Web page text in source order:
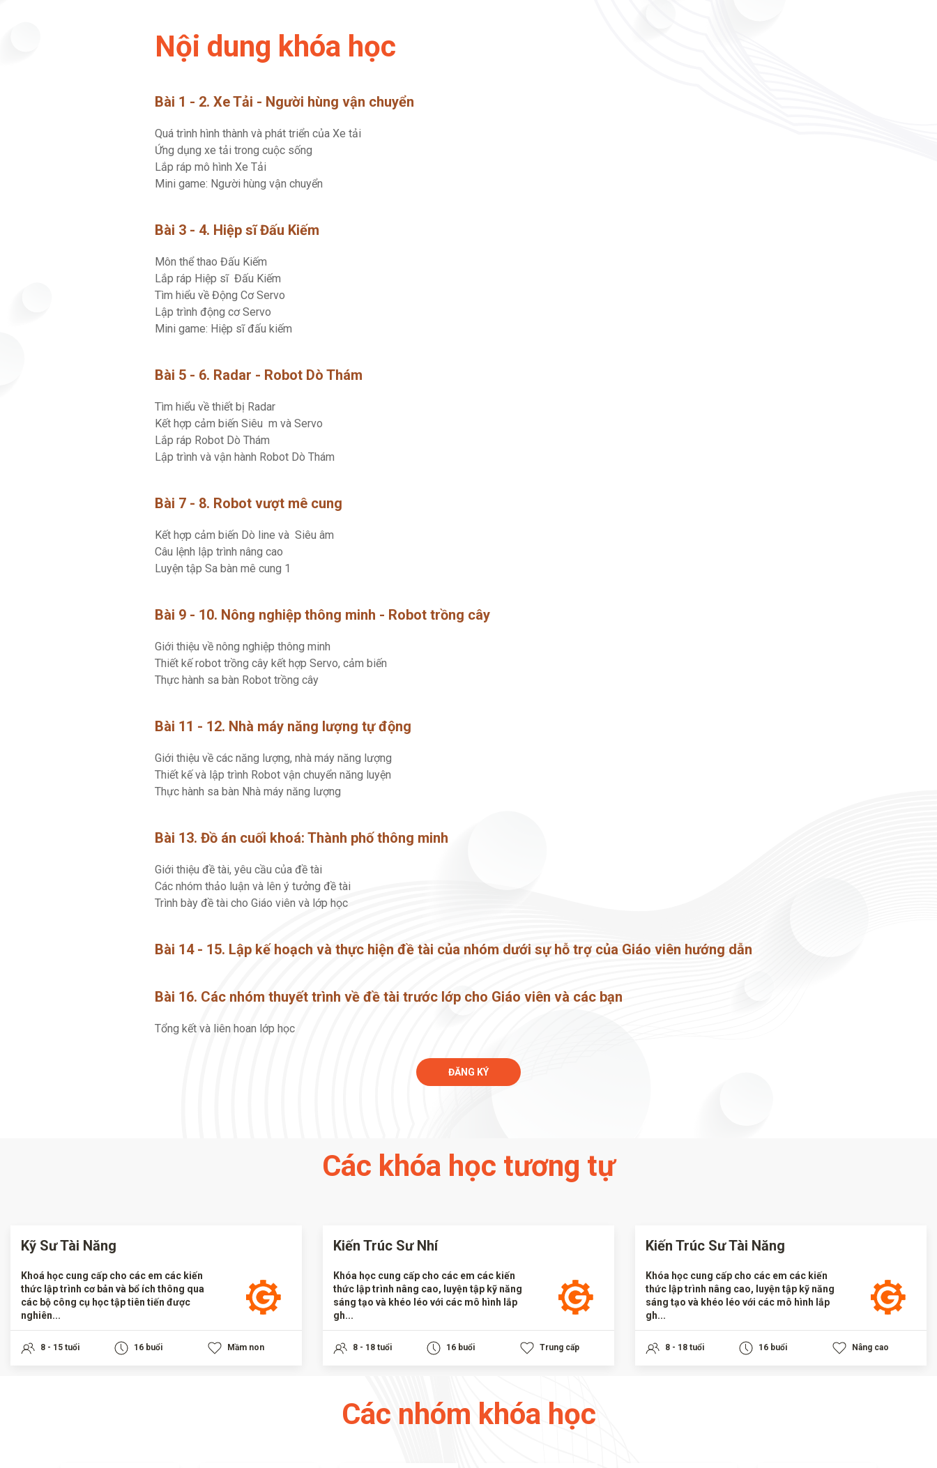
Nội dung khóa học
Bài 1 - 2. Xe Tải - Người hùng vận chuyển
Quá trình hình thành và phát triển của Xe tải
Ứng dụng xe tải trong cuộc sống
Lắp ráp mô hình Xe Tải
Mini game: Người hùng vận chuyển
Bài 3 - 4. Hiệp sĩ Đấu Kiếm
Môn thể thao Đấu Kiếm
Lắp ráp Hiệp sĩ Đấu Kiếm
Tìm hiểu về Động Cơ Servo
Lập trình động cơ Servo
Mini game: Hiệp sĩ đấu kiếm
Bài 5 - 6. Radar - Robot Dò Thám
Tìm hiểu về thiết bị Radar
Kết hợp cảm biến Siêu m và Servo
Lắp ráp Robot Dò Thám
Lập trình và vận hành Robot Dò Thám
Bài 7 - 8. Robot vượt mê cung
Kết hợp cảm biến Dò line và Siêu âm
Câu lệnh lập trình nâng cao
Luyện tập Sa bàn mê cung 1
Bài 9 - 10. Nông nghiệp thông minh - Robot trồng cây
Giới thiệu về nông nghiệp thông minh
Thiết kế robot trồng cây kết hợp Servo, cảm biến
Thực hành sa bàn Robot trồng cây
Bài 11 - 12. Nhà máy năng lượng tự động
Giới thiệu về các năng lượng, nhà máy năng lượng
Thiết kế và lập trình Robot vận chuyển năng luyện
Thực hành sa bàn Nhà máy năng lượng
Bài 13. Đồ án cuối khoá: Thành phố thông minh
Giới thiệu đề tài, yêu cầu của đề tài
Các nhóm thảo luận và lên ý tưởng đề tài
Trình bày đề tài cho Giáo viên và lớp học
Bài 14 - 15. Lập kế hoạch và thực hiện đề tài của nhóm dưới sự hỗ trợ của Giáo viên hướng dẫn
Bài 16. Các nhóm thuyết trình về đề tài trước lớp cho Giáo viên và các bạn
Tổng kết và liên hoan lớp học
ĐĂNG KÝ
Các khóa học tương tự
Kỹ Sư Tài Năng
Khoá học cung cấp cho các em các kiến
thức lập trình cơ bản và bổ ích thông qua
các bộ công cụ học tập tiên tiến được
nghiên...
8 - 15 tuổi 16 buổi Mầm non
Kiến Trúc Sư Nhí
Khóa học cung cấp cho các em các kiến
thức lập trình nâng cao, luyện tập kỹ năng
sáng tạo và khéo léo với các mô hình lắp
gh...
8 - 18 tuổi 16 buổi Trung cấp
Kiến Trúc Sư Tài Năng
Khóa học cung cấp cho các em các kiến
thức lập trình nâng cao, luyện tập kỹ năng
sáng tạo và khéo léo với các mô hình lắp
gh...
8 - 18 tuổi 16 buổi Nâng cao
Các nhóm khóa học